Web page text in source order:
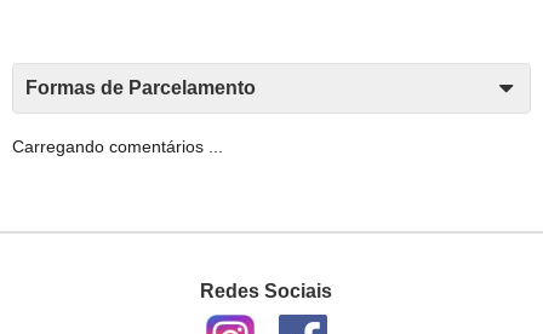
Formas de Parcelamento
Carregando comentários ...
Redes Sociais